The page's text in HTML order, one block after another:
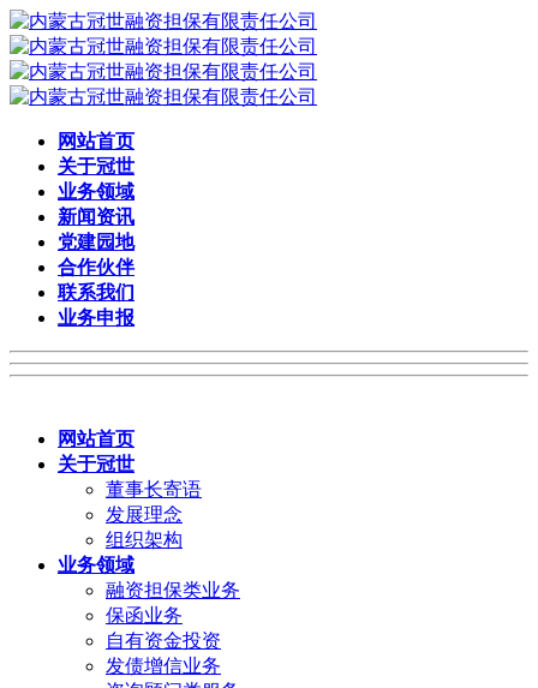
网站首页
关于冠世
业务领域
新闻资讯
党建园地
合作伙伴
联系我们
业务申报
网站首页
关于冠世
董事长寄语
发展理念
组织架构
业务领域
融资担保类业务
保函业务
自有资金投资
发债增信业务